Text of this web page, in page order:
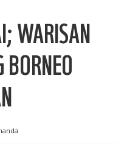
WARISAN